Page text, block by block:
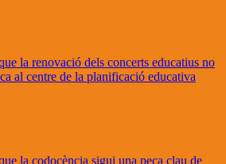
la renovació dels concerts educatius no
al centre de la planificació educativa
la codocència sigui una peça clau de